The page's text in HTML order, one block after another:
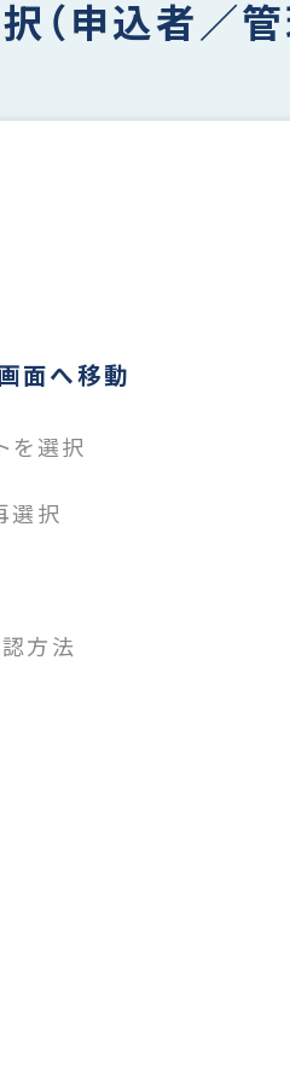
（申込者／管
へ移動
トを選択
選択
方法
チケット再選択画
購入完了メールに記載された
ージの「申込内容変更」から再